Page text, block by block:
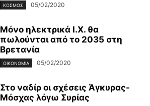
ΚΌΣΜΟΣ 05/02/2020
Μόνο ηλεκτρικά Ι.Χ. θα
πωλούνται από το 2035 στη
Βρετανία
ΟΙΚΟΝΟΜΊΑ 05/02/2020
Στο ναδίρ οι σχέσεις Άγκυρας-
Μόσχας λόγω Συρίας